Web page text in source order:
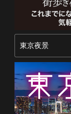
東京夜景